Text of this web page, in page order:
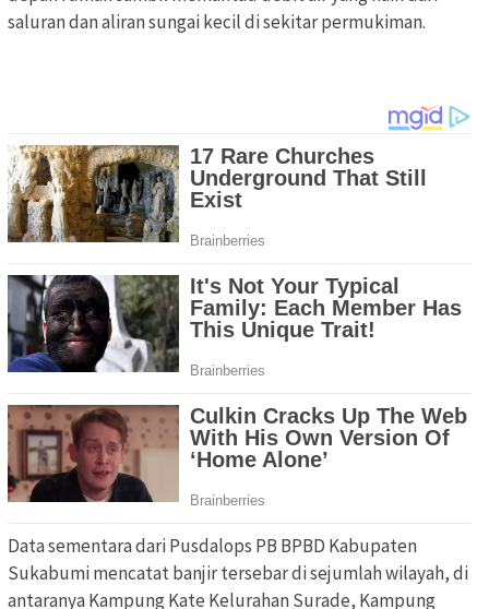
saluran dan aliran sungai kecil di sekitar permukiman.
Data sementara dari Pusdalops PB BPBD Kabupaten
Sukabumi mencatat banjir tersebar di sejumlah wilayah, di
antaranya Kampung Kate Kelurahan Surade, Kampung